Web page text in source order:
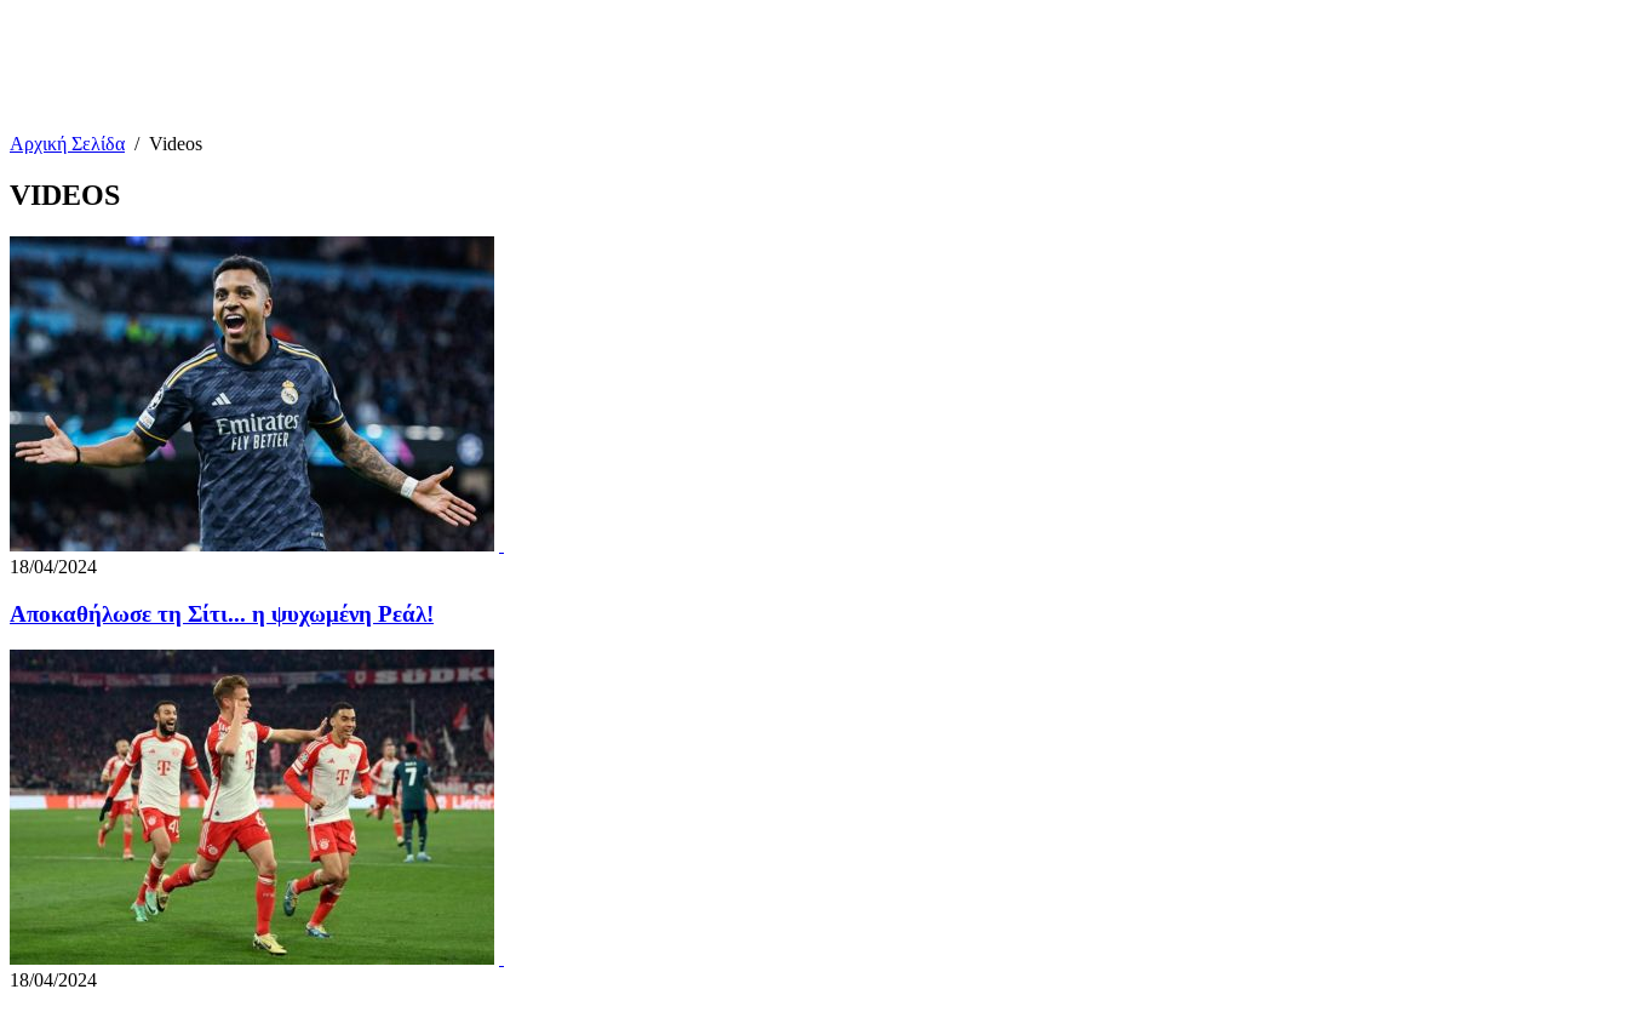
Αρχική Σελίδα / Videos
VIDEOS
18/04/2024
Αποκαθήλωσε τη Σίτι... η ψυχωμένη Ρεάλ!
18/04/2024